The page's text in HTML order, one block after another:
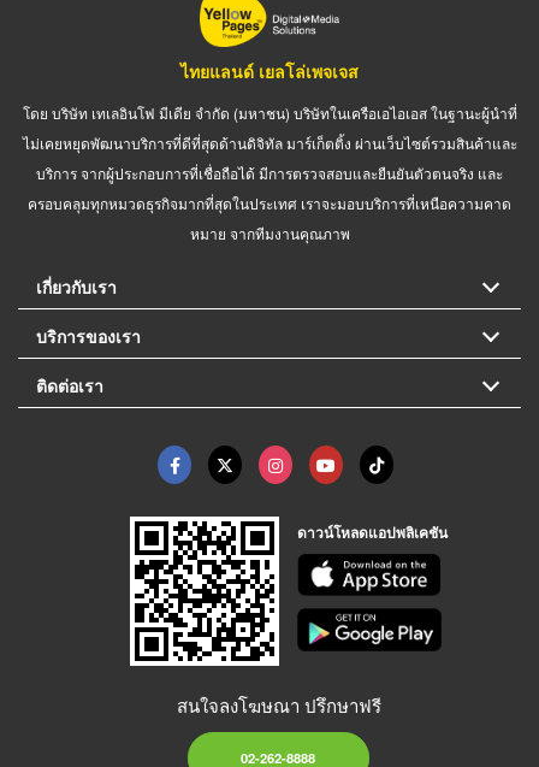
ไทยแลนด์ เยลโล่เพจเจส
โดย บริษัท เทเลอินโฟ มีเดีย จำกัด (มหาชน) บริษัทในเครือเอไอเอส ในฐานะผู้นำที่
ไม่เคยหยุดพัฒนาบริการที่ดีที่สุดด้านดิจิทัล มาร์เก็ตติ้ง ผ่านเว็บไซต์รวมสินค้าและ
บริการ จากผู้ประกอบการที่เชื่อถือได้ มีการตรวจสอบและยืนยันตัวตนจริง และ
ครอบคลุมทุกหมวดธุรกิจมากที่สุดในประเทศ เราจะมอบบริการที่เหนือความคาด
หมาย จากทีมงานคุณภาพ
เกี่ยวกับเรา
บริการของเรา
ติดต่อเรา
ดาวน์โหลดแอปพลิเคชัน
สนใจลงโฆษณา ปรึกษาฟรี
02-262-8888